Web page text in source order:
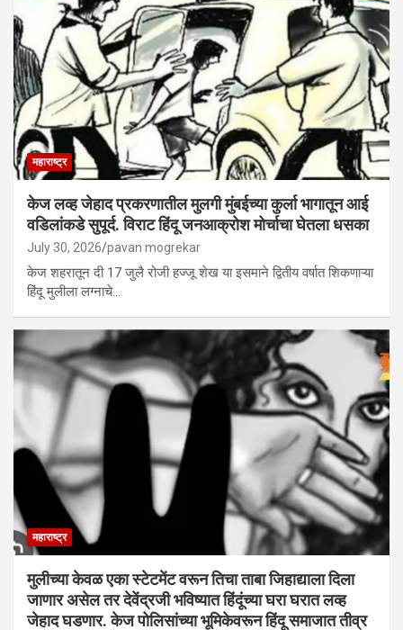
महाराष्ट्र
केज लव्ह जेहाद प्रकरणातील मुलगी मुंबईच्या कुर्ला भागातून आई
वडिलांकडे सुपूर्द. विराट हिंदू जनआक्रोश मोर्चाचा घेतला धसका
July 30, 2026 pavan mogrekar
केज शहरातून दी 17 जुलै रोजी हज्जू शेख या इसमाने द्वितीय वर्षात शिकणाऱ्या
हिंदू मुलीला लग्नाचे…
महाराष्ट्र
मुलीच्या केवळ एका स्टेटमेंट वरून तिचा ताबा जिहाद्याला दिला
जाणार असेल तर देवेंद्रजी भविष्यात हिंदूंच्या घरा घरात लव्ह
जेहाद घडणार. केज पोलिसांच्या भूमिकेवरून हिंदू समाजात तीव्र